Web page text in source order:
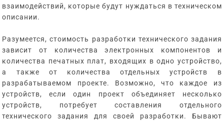
взаимодействий, которые будут нуждаться в техническом
описании.
Разумеется, стоимость разработки технического задания
зависит от количества электронных компонентов и
количества печатных плат, входящих в одно устройство,
а также от количества отдельных устройств в
разрабатываемом проекте. Возможно, что каждое из
устройств, если один проект объединяет несколько
устройств, потребует составления отдельного
технического задания для своей разработки. Бывают